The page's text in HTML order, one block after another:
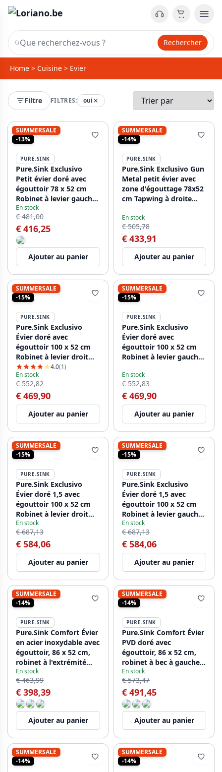
Rechercher
Home > Cuisine > Evier
Filtre FILTRES: oui
SUMMERSALE
-13%
PURE.SINK
Pure.Sink Exclusivo
Petit évier doré avec
égouttoir 78 x 52 cm
Robinet à levier gauche
PEX3478LT-60
En stock
€ 481,00
€ 416,25
Ajouter au panier
SUMMERSALE
-14%
PURE.SINK
Pure.Sink Exclusivo Gun
Metal petit évier avec
zone d'égouttage 78x52
cm Tapwing à droite
En stock
€ 505,78
€ 433,91
Ajouter au panier
SUMMERSALE
-15%
PURE.SINK
Pure.Sink Exclusivo
Évier doré avec
égouttoir 100 x 52 cm
Robinet à levier droit
PEX47100RT-60
4.0(1)
En stock
€ 552,82
€ 469,90
Ajouter au panier
SUMMERSALE
-15%
PURE.SINK
Pure.Sink Exclusivo
Évier doré avec
égouttoir 100 x 52 cm
Robinet à levier gauche
En stock
€ 552,83
€ 469,90
Ajouter au panier
SUMMERSALE
-15%
PURE.SINK
Pure.Sink Exclusivo
Évier doré 1,5 avec
égouttoir 100 x 52 cm
Robinet à levier droit
PEX3418100RT-60
En stock
€ 687,13
€ 584,06
Ajouter au panier
SUMMERSALE
-15%
PURE.SINK
Pure.Sink Exclusivo
Évier doré 1,5 avec
égouttoir 100 x 52 cm
Robinet à levier gauche
PEX3418100LT-60
En stock
€ 687,13
€ 584,06
Ajouter au panier
SUMMERSALE
-14%
PURE.SINK
Pure.Sink Comfort Évier
en acier inoxydable avec
égouttoir, 86 x 52 cm,
robinet à l'extrémité
gauche, PCM5086LT-02
En stock
€ 463,99
€ 398,39
Ajouter au panier
SUMMERSALE
-14%
PURE.SINK
Pure.Sink Comfort Évier
PVD doré avec
égouttoir, 86 x 52 cm,
robinet à bec à gauche,
PCM5086LT-60
En stock
€ 573,47
€ 491,45
Ajouter au panier
SUMMERSALE
-14%
SUMMERSALE
-14%